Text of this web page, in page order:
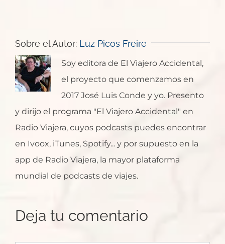
Sobre el Autor: Luz Picos Freire
Soy editora de El Viajero Accidental,
el proyecto que comenzamos en
2017 José Luis Conde y yo. Presento
y dirijo el programa "El Viajero Accidental" en
Radio Viajera, cuyos podcasts puedes encontrar
en Ivoox, iTunes, Spotify... y por supuesto en la
app de Radio Viajera, la mayor plataforma
mundial de podcasts de viajes.
Deja tu comentario